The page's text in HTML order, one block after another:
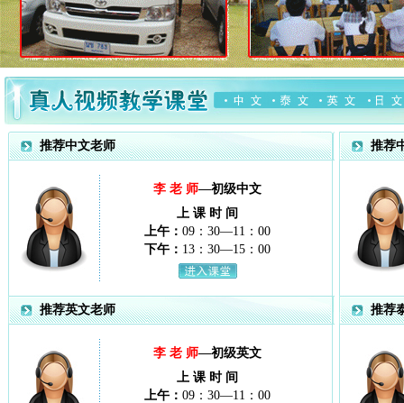
推荐中文老师 推荐
李 老 师—初级中文
上 课 时 间
上午：09：30—11：00
下午： 13：30—15：00
推荐英文老师 推荐
李 老 师—初级英文
上 课 时 间
上午：09：30—11：00